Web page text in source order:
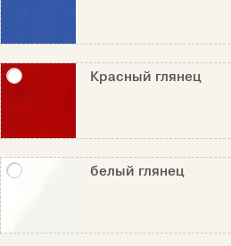
Красный глянец
белый глянец